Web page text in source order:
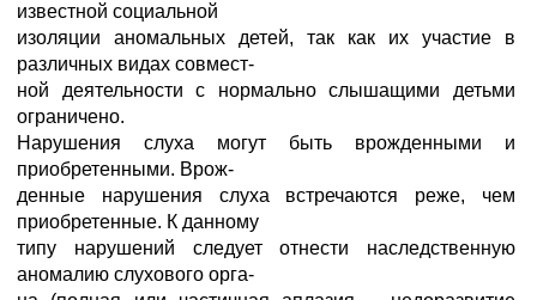
известной социальной
изоляции аномальных детей, так как их участие в
различных видах совмест-
ной деятельности с нормально слышащими детьми
ограничено.
Нарушения слуха могут быть врожденными и
приобретенными. Врож-
денные нарушения слуха встречаются реже, чем
приобретенные. К данному
типу нарушений следует отнести наследственную
аномалию слухового орга-